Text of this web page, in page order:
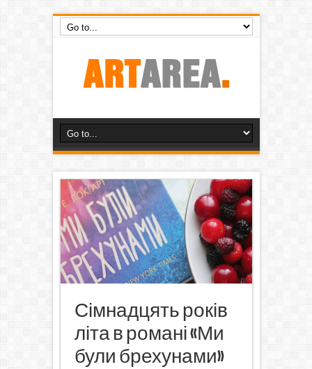
Сімнадцять років
літа в романі «Ми
були брехунами»